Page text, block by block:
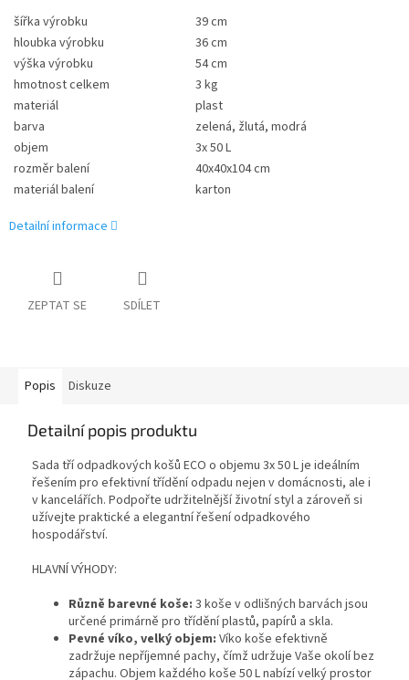
šířka výrobku
39 cm
hloubka výrobku
36 cm
výška výrobku
54 cm
hmotnost celkem
3 kg
materiál
plast
barva
zelená, žlutá, modrá
objem
3x 50 L
rozměr balení
40x40x104 cm
materiál balení
karton
Detailní informace
ZEPTAT SE SDÍLET
Popis Diskuze
Detailní popis produktu
Sada tří odpadkových košů ECO o objemu 3x 50 L je ideálním
řešením pro efektivní třídění odpadu nejen v domácnosti, ale i
v kancelářích. Podpořte udržitelnější životní styl a zároveň si
užívejte praktické a elegantní řešení odpadkového
hospodářství.
HLAVNÍ VÝHODY:
Různě barevné koše: 3 koše v odlišných barvách jsou
určené primárně pro třídění plastů, papírů a skla.
Pevné víko, velký objem: Víko koše efektivně
zadržuje nepříjemné pachy, čímž udržuje Vaše okolí bez
zápachu. Objem každého koše 50 L nabízí velký prostor